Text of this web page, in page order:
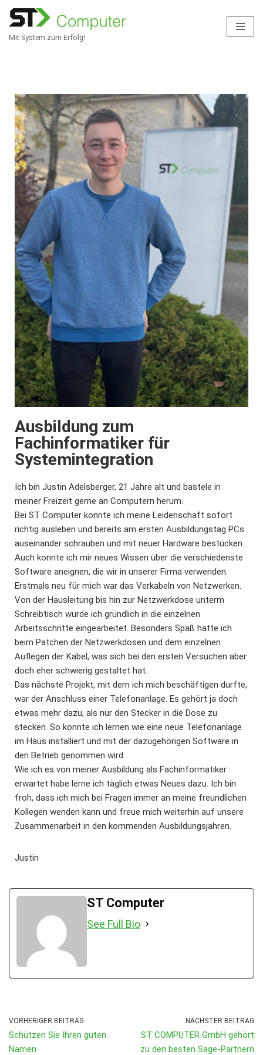
Mit System zum Erfolg!
Ausbildung zum
Fachinformatiker für
Systemintegration
Ich bin Justin Adelsberger, 21 Jahre alt und bastele in
meiner Freizeit gerne an Computern herum.
Bei ST Computer konnte ich meine Leidenschaft sofort
richtig ausleben und bereits am ersten Ausbildungstag PCs
auseinander schrauben und mit neuer Hardware bestücken.
Auch konnte ich mir neues Wissen über die verschiedenste
Software aneignen, die wir in unserer Firma verwenden.
Erstmals neu für mich war das Verkabeln von Netzwerken.
Von der Hausleitung bis hin zur Netzwerkdose unterm
Schreibtisch wurde ich gründlich in die einzelnen
Arbeitsschritte eingearbeitet. Besonders Spaß hatte ich
beim Patchen der Netzwerkdosen und dem einzelnen
Auflegen der Kabel, was sich bei den ersten Versuchen aber
doch eher schwierig gestaltet hat.
Das nächste Projekt, mit dem ich mich beschäftigen durfte,
war der Anschluss einer Telefonanlage. Es gehört ja doch
etwas mehr dazu, als nur den Stecker in die Dose zu
stecken. So konnte ich lernen wie eine neue Telefonanlage
im Haus installiert und mit der dazugehörigen Software in
den Betrieb genommen wird.
Wie ich es von meiner Ausbildung als Fachinformatiker
erwartet habe lerne ich täglich etwas Neues dazu. Ich bin
froh, dass ich mich bei Fragen immer an meine freundlichen
Kollegen wenden kann und freue mich weiterhin auf unsere
Zusammenarbeit in den kommenden Ausbildungsjahren.
Justin
ST Computer
See Full Bio
VORHERIGER BEITRAG
Schützen Sie Ihren guten
Namen
NÄCHSTER BEITRAG
ST COMPUTER GmbH gehört
zu den besten Sage-Partnern